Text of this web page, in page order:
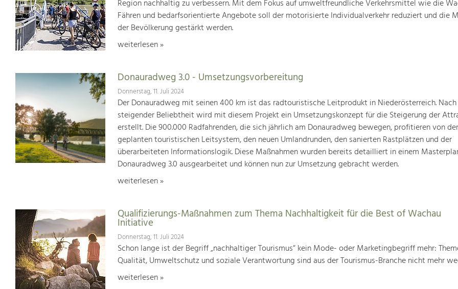
Region nachhaltig zu verbessern. Mit dem Fokus auf umweltfreundliche Verkehrsmittel wie die
Fähren und bedarfsorientierte Angebote soll der motorisierte Individualverkehr reduziert und die
der Bevölkerung gestärkt werden.
weiterlesen »
Donauradweg 3.0 - Umsetzungsvorbereitung
Donnerstag, 11. Juli 2024
Der Donauradweg mit seinen 400 km ist das radtouristische Leitprodukt in Niederösterreich. Nach
steigender Beliebtheit wird mit diesem Projekt ein Umsetzungskonzept für die Steigerung der
erstellt. Die 900.000 Radfahrenden, die sich jährlich am Donauradweg bewegen, profitieren von
geplanten touristischen Leitsystem, den neuen Umlandrunden, den sanierten Rastplätzen und der
überarbeiteten Informationslogik. Diese Maßnahmen wurden bereits detailliert in einem
Donauradweg 3.0 ausgearbeitet und können nun zur Umsetzung gebracht werden.
weiterlesen »
Qualifizierungs-Maßnahmen zum Thema Nachhaltigkeit für die Best of Wachau
Initiative
Donnerstag, 11. Juli 2024
Schon lange ist der Begriff „nachhaltiger Tourismus“ kein Mode- oder Marketingbegriff mehr:
Qualität, Umweltschutz und soziale Verantwortung sind aus der Tourismus-Branche nicht mehr
weiterlesen »